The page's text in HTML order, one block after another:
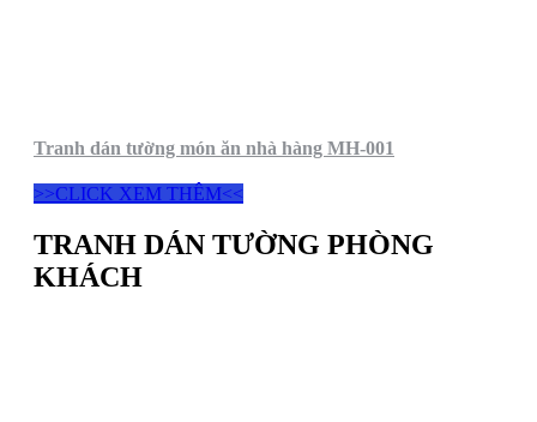
Tranh dán tường món ăn nhà hàng MH-001
>>CLICK XEM THÊM<<
TRANH DÁN TƯỜNG PHÒNG
KHÁCH